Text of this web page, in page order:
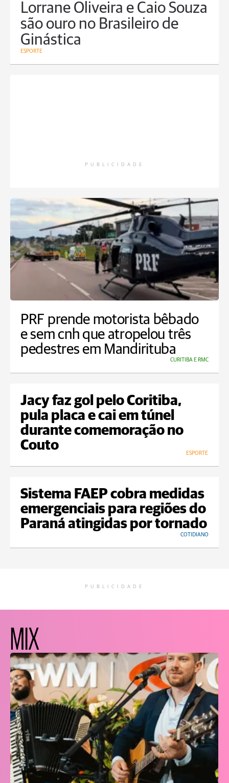
Lorrane Oliveira e Caio Souza
são ouro no Brasileiro de
Ginástica
ESPORTE
PUBLICIDADE
PRF prende motorista bêbado
e sem cnh que atropelou três
pedestres em Mandirituba
CURITIBA E RMC
Jacy faz gol pelo Coritiba,
pula placa e cai em túnel
durante comemoração no
Couto
ESPORTE
Sistema FAEP cobra medidas
emergenciais para regiões do
Paraná atingidas por tornado
COTIDIANO
PUBLICIDADE
MIX